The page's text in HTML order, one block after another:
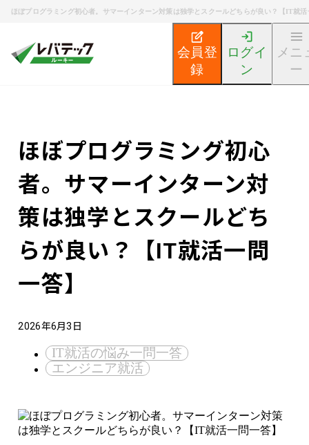
ほぼプログラミング初心者。サマーインターン対策は独学とスクールどちらが良い？【IT就活
会員登
録
ログイ
ン
メニ
ー
エンジニア就活ノウハウ記事
ほぼプログラミング初心
者。サマーインターン対
策は独学とスクールどち
らが良い？【IT就活一問
一答】
2026年6月3日
IT就活の悩み一問一答
エンジニア就活